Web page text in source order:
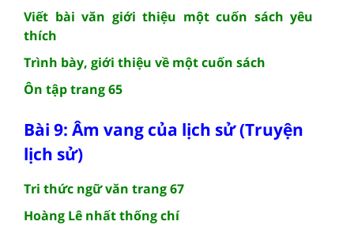
Viết bài văn giới thiệu một cuốn sách yêu
thích
Trình bày, giới thiệu về một cuốn sách
Ôn tập trang 65
Bài 9: Âm vang của lịch sử (Truyện
lịch sử)
Tri thức ngữ văn trang 67
Hoàng Lê nhất thống chí